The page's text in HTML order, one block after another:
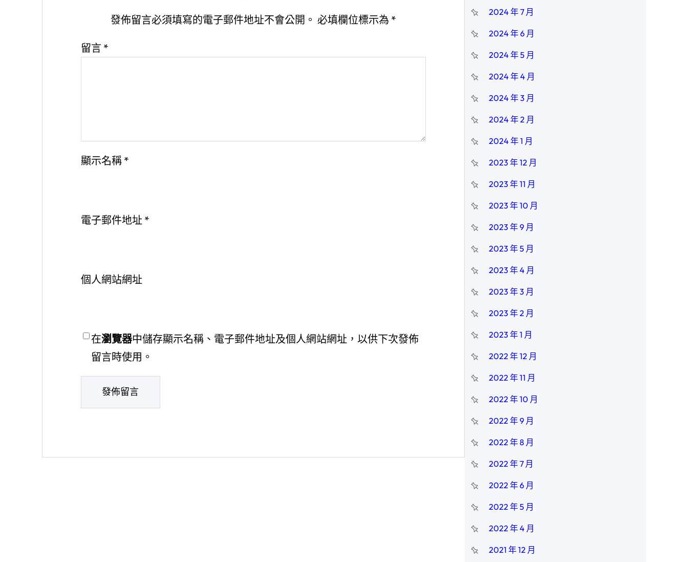
發佈留言必須填寫的電子郵件地址不會公開。 必填欄位標示為 *
留言 *
顯示名稱 *
電子郵件地址 *
個人網站網址
在瀏覽器中儲存顯示名稱、電子郵件地址及個人網站網址，以供下次發佈
留言時使用。
2024 年 7 月
2024 年 6 月
2024 年 5 月
2024 年 4 月
2024 年 3 月
2024 年 2 月
2024 年 1 月
2023 年 12 月
2023 年 11 月
2023 年 10 月
2023 年 9 月
2023 年 5 月
2023 年 4 月
2023 年 3 月
2023 年 2 月
2023 年 1 月
2022 年 12 月
2022 年 11 月
2022 年 10 月
2022 年 9 月
2022 年 8 月
2022 年 7 月
2022 年 6 月
2022 年 5 月
2022 年 4 月
2021 年 12 月